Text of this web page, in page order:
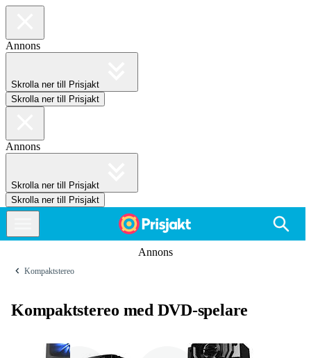
Annons
Skrolla ner till Prisjakt
Skrolla ner till Prisjakt
Annons
Skrolla ner till Prisjakt
Skrolla ner till Prisjakt
Annons
Kompaktstereo
Kompaktstereo med DVD-spelare